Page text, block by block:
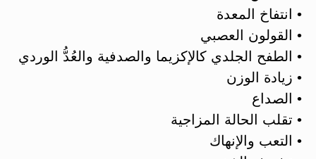
• انتفاخ المعدة
• القولون العصبي
• الطفح الجلدي كالإكزيما والصدفية والعُدُّ الوردي
• زيادة الوزن
• الصداع
• تقلب الحالة المزاجية
• التعب والإنهاك